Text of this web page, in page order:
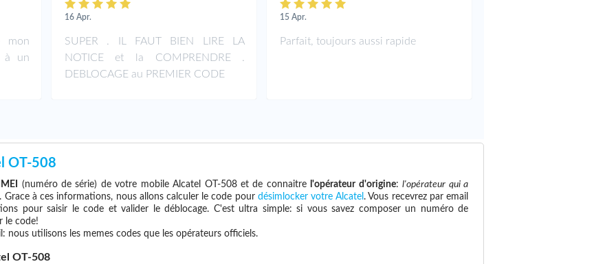
mon
à un
16 Apr.
SUPER . IL FAUT BIEN LIRE LA
NOTICE et la COMPRENDRE .
DEBLOCAGE au PREMIER CODE
15 Apr.
Parfait, toujours aussi rapide
OT-508
(numéro de série) de votre mobile Alcatel OT-508 et de connaitre l'opérateur d'origine:l'opérateur qui a
. Grace à ces informations, nous allons calculer le code pour désimlocker votre Alcatel . Vous recevrez par email
pour saisir le code et valider le déblocage. C'est ultra simple: si vous savez composer un numéro de
le code!
nous utilisons les memes codes que les opérateurs officiels.
OT-508